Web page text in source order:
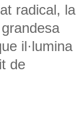
radical, la
il·lumina
de